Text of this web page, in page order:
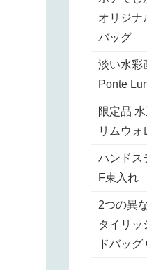
オリジナ
バッグ
淡い水彩
Ponte
限定品
リムウォ
ハンドス
F束入れ
2つの異
タイリッ
ドバッグ